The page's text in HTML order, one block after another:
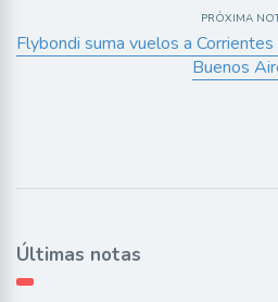
PRÓXIMA
Flybondi suma vuelos a
Buenos
Últimas notas